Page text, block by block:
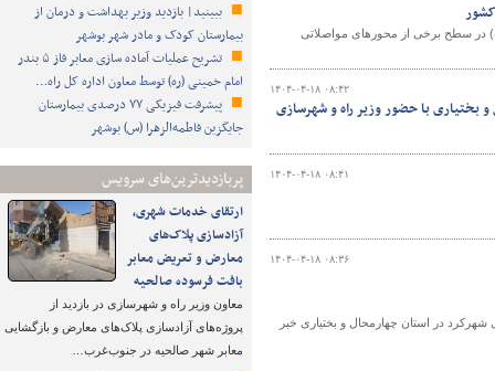
ببینید| بازدید وزیر بهداشت و درمان از
بیمارستان کودک و مادر شهر بوشهر
تشریح عملیات آماده سازی معابر فاز ۵ بندر
امام خمینی (ره) توسط معاون اداره کل راه…
پیشرفت فیزیکی ۷۷ درصدی بیمارستان
جایگزین فاطمه‌الزهرا (س) بوشهر
پربازدیدترین‌های سرویس
ارتقای خدمات شهری،
آزادسازی پلاک‌های
معارض و تعریض معابر
بافت فرسوده صالحیه
معاون وزیر راه و شهرسازی در بازدید از
پروژه‌های آزادسازی پلاک‌های معارض و بازگشایی
معابر شهر صالحیه در جنوب‌غرب…
کشور، محدودیت‌های ترافیکی از چهارشنبه تا شنبه (۱۸ تا ۲۱ تیر ماه) در سطح برخی از محورهای مواصلاتی
۱۴۰۴-۰۴-۱۸ ۰۸:۴۲
با حضور وزیر راه و شهرسازی
۱۴۰۴-۰۴-۱۸ ۰۸:۴۱
۱۴۰۴-۰۴-۱۸ ۰۸:۳۶
در استان چهارمحال و بختیاری خبر